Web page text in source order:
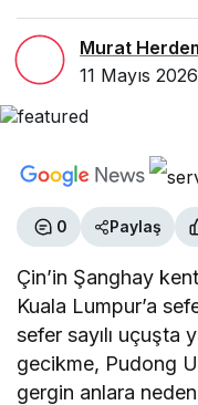
Murat
11 Mayıs
0 Paylaş
Çin’in Şanghay
Kuala Lumpur’a
sefer sayılı uçuşta
gecikme, Pudong
gergin anlara